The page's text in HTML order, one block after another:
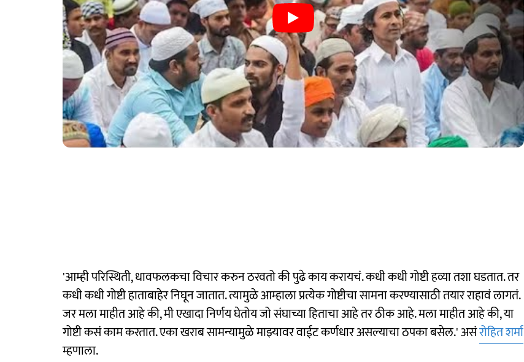
'आम्ही परिस्थिती, धावफलकचा विचार करुन ठरवतो की पुढे काय करायचं. कधी कधी गोष्टी हव्या तशा घडतात. तर
कधी कधी गोष्टी हाताबाहेर निघून जातात. त्यामुळे आम्हाला प्रत्येक गोष्टीचा सामना करण्यासाठी तयार राहावं लागतं.
जर मला माहीत आहे की, मी एखादा निर्णय घेतोय जो संघाच्या हिताचा आहे तर ठीक आहे. मला माहीत आहे की, या
गोष्टी कसं काम करतात. एका खराब सामन्यामुळे माझ्यावर वाईट कर्णधार असल्याचा ठपका बसेल.' असंरोहित शर्मा
म्हणाला.